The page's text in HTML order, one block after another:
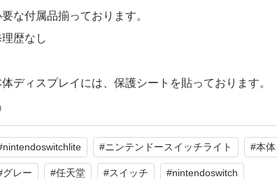
要な付属品揃っております。
歴なし
ディスプレイには、保護シートを貼っております。
作確認済み
期化して発生手続き致します。
属品は以下
nintendoswitchlite #ニンテンドースイッチライト #本体
グレー #任天堂 #スイッチ #nintendoswitch